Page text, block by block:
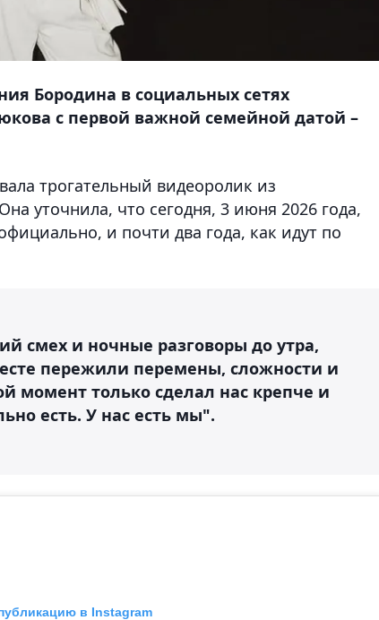
Бородина в социальных сетях
с первой важной семейной датой –
трогательный видеоролик из
уточнила, что сегодня, 3 июня 2026 года,
и почти два года, как идут по
смех и ночные разговоры до утра,
пережили перемены, сложности и
момент только сделал нас крепче и
есть. У нас есть мы".
в Instagram